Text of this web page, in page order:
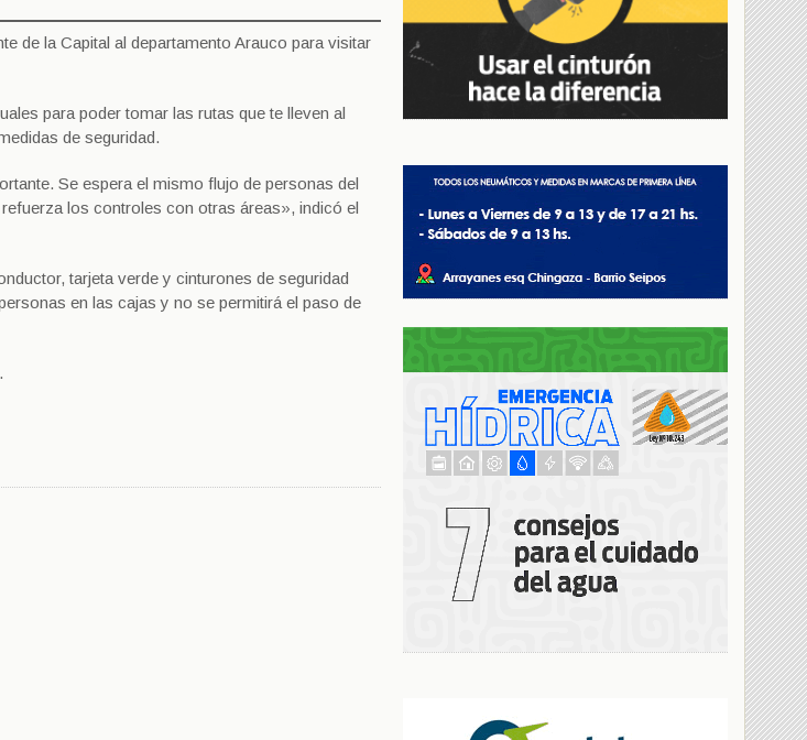
de la Capital al departamento Arauco para visitar
para poder tomar las rutas que te lleven al
de seguridad.
Se espera el mismo flujo de personas del
los controles con otras áreas», indicó el
tarjeta verde y cinturones de seguridad
en las cajas y no se permitirá el paso de